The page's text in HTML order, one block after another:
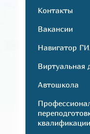
Контакты
Вакансии
Навигатор
Виртуальная
Автошкола
квалификации